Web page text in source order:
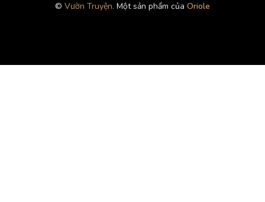
© Vườn Truyện. Một sản phẩm của Oriole